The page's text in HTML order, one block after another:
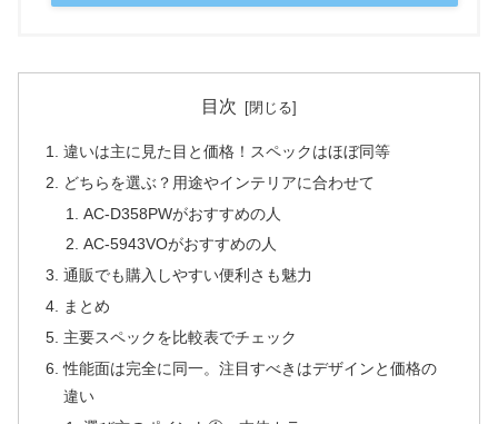
目次
違いは主に見た目と価格！スペックはほぼ同等
どちらを選ぶ？用途やインテリアに合わせて
AC-D358PWがおすすめの人
AC-5943VOがおすすめの人
通販でも購入しやすい便利さも魅力
まとめ
主要スペックを比較表でチェック
性能面は完全に同一。注目すべきはデザインと価格の
違い